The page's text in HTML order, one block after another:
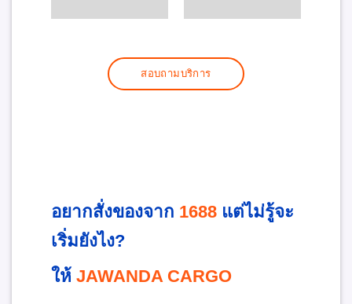
สอบถามบริการ
อยากสั่งของจาก 1688 แต่ไม่รู้จะ
เริ่มยังไง?
ให้ JAWANDA CARGO